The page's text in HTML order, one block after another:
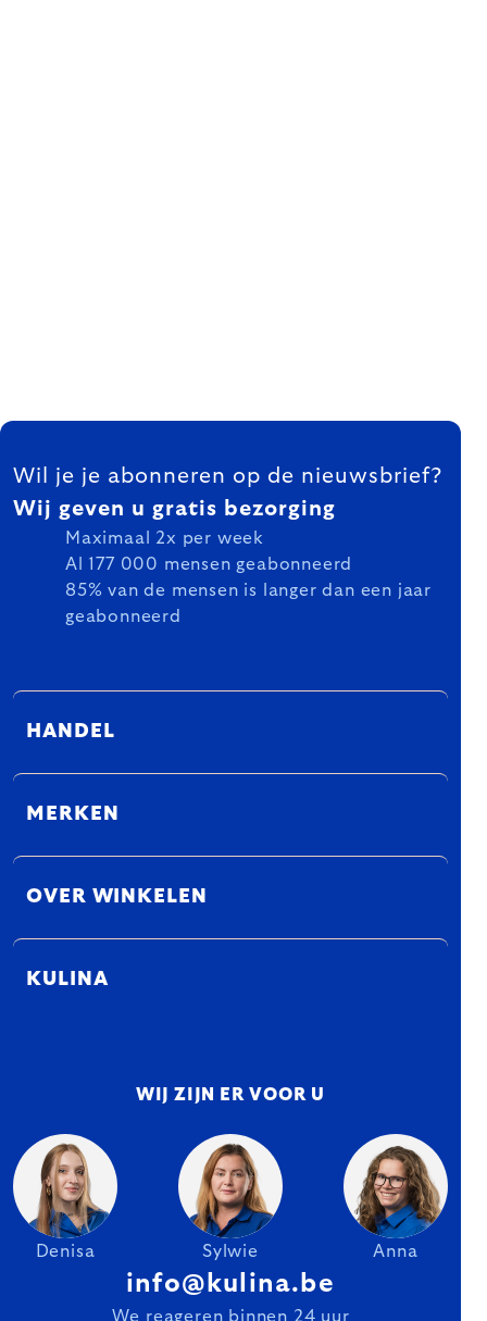
FOOTER
Wil je je abonneren op de nieuwsbrief?
Wij geven u gratis bezorging
Maximaal 2x per week
Al 177 000 mensen geabonneerd
85% van de mensen is langer dan een jaar
geabonneerd
HANDEL
MERKEN
OVER WINKELEN
KULINA
WIJ ZIJN ER VOOR U
Denisa Sylwie Anna
info@kulina.be
We reageren binnen 24 uur